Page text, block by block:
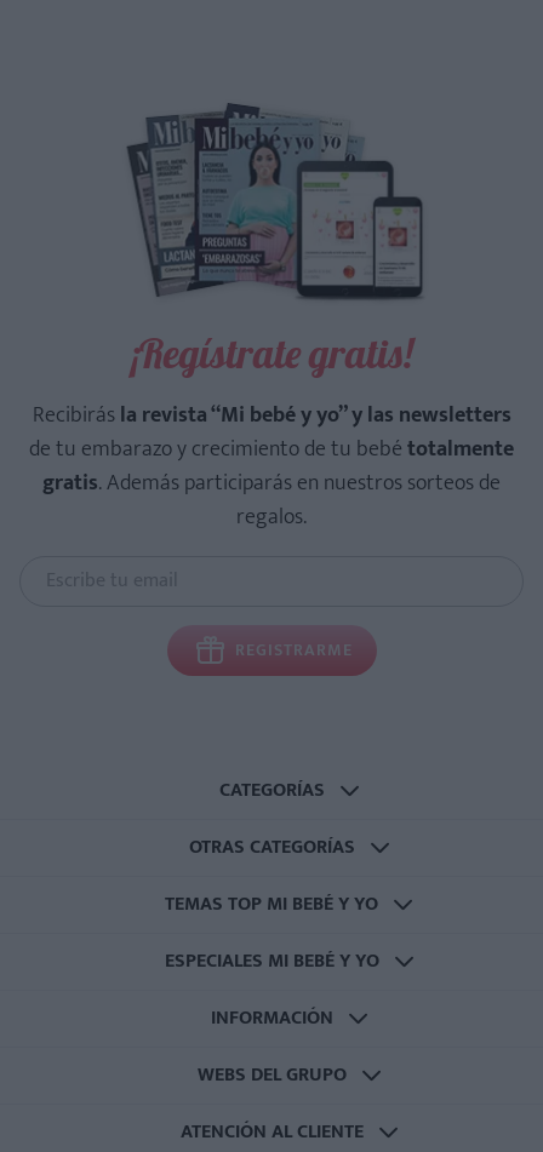
¡Regístrate gratis!
Recibirásla revista “Mi bebé y yo” y las newsletters
de tu embarazo y crecimiento de tu bebétotalmente
gratis. Además participarás en nuestros sorteos de
regalos.
REGISTRARME
CATEGORÍAS
OTRAS CATEGORÍAS
TEMAS TOP MI BEBÉ Y YO
ESPECIALES MI BEBÉ Y YO
INFORMACIÓN
WEBS DEL GRUPO
ATENCIÓN AL CLIENTE